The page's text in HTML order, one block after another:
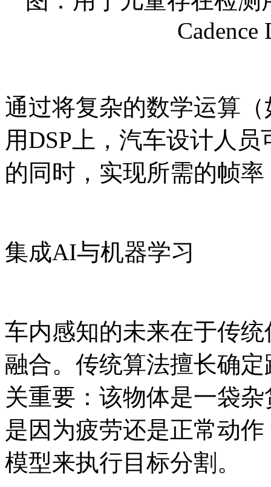
Cadence
通过将复杂的数学运算
用DSP上，汽车设计人
的同时，实现所需的帧率
集成AI与机器学习
车内感知的未来在于传
融合。传统算法擅长确
关重要：该物体是一袋
是因为疲劳还是正常动
模型来执行目标分割。